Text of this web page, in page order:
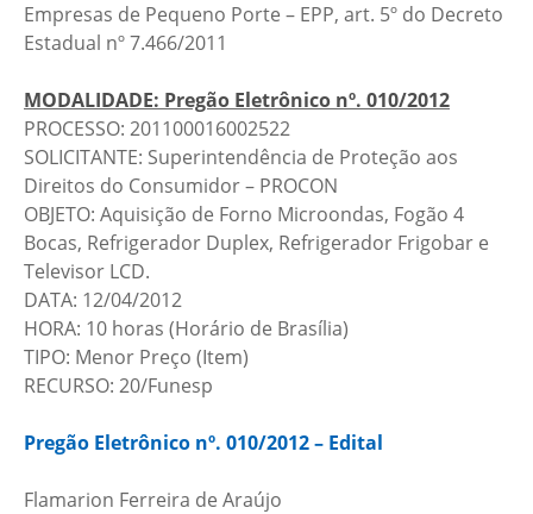
Empresas de Pequeno Porte – EPP, art. 5º do Decreto
Estadual nº 7.466/2011
MODALIDADE: Pregão Eletrônico nº. 010/2012
PROCESSO: 201100016002522
SOLICITANTE: Superintendência de Proteção aos
Direitos do Consumidor – PROCON
OBJETO: Aquisição de Forno Microondas, Fogão 4
Bocas, Refrigerador Duplex, Refrigerador Frigobar e
Televisor LCD.
DATA: 12/04/2012
HORA: 10 horas (Horário de Brasília)
TIPO: Menor Preço (Item)
RECURSO: 20/Funesp
Pregão Eletrônico nº. 010/2012 – Edital
Flamarion Ferreira de Araújo